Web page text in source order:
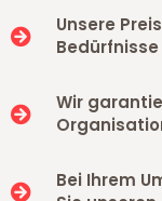
Unsere
Wir
Bei Ihrem